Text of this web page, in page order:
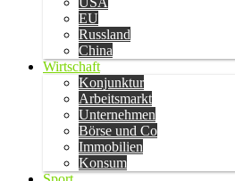
EU
Russland
China
Wirtschaft
Konjunktur
Arbeitsmarkt
Unternehmen
Börse und Co
Immobilien
Konsum